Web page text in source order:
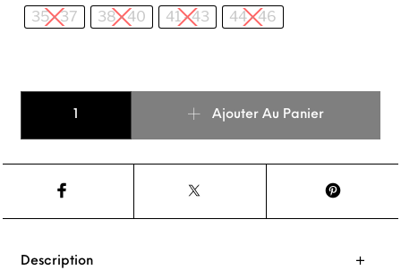
35 - 37 38 - 40 41 - 43 44 - 46
Ajouter Au Panier
Description